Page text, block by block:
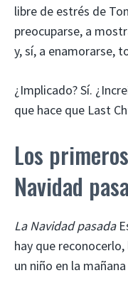
libre de estrés de
preocuparse, a
y, sí, a enamorarse,
¿Implicado? Sí.
que hace que Last
Los
Navidad
La Navidad pasada
hay que
un niño en la